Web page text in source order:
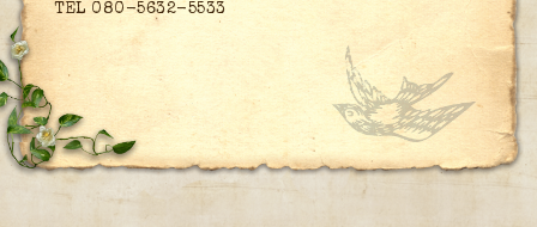
TEL 080-5632-5533